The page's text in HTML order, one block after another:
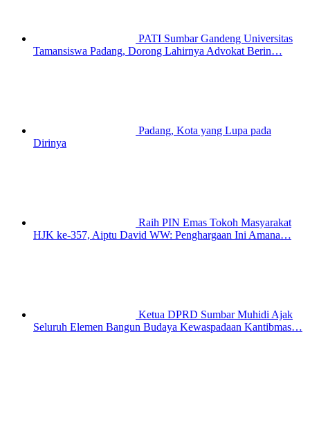
PATI Sumbar Gandeng Universitas
Tamansiswa Padang, Dorong Lahirnya Advokat Berin…
Padang, Kota yang Lupa pada
Dirinya
Raih PIN Emas Tokoh Masyarakat
HJK ke-357, Aiptu David WW: Penghargaan Ini Amana…
Ketua DPRD Sumbar Muhidi Ajak
Seluruh Elemen Bangun Budaya Kewaspadaan Kantibmas…